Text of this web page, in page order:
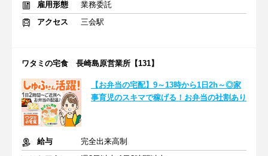
雇用形態
業務委託
アクセス
三会駅
ワタミの宅食 長崎島原営業所【131】
【お弁当の宅配】9～13時から1日2h～◎家
事育児のスキマで稼げる！お弁当の社割あり
給与
完全出来高制